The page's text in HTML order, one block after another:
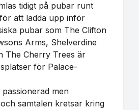
tidigt på pubar runt
att ladda upp inför
pubar som The Clifton
Arms, Shelverdine
The Cherry Trees är
för Palace-
men
samtalen kretsar kring